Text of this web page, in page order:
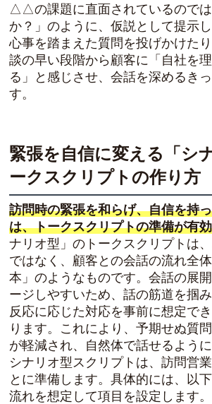
△△の課題に直面されているのでは
か？」のように、仮説として提示
心事を踏まえた質問を投げかけた
談の早い段階から顧客に「自社を
る」と感じさせ、会話を深めるき
す。
緊張を自信に変える「シ
ークスクリプトの作り方
訪問時の緊張を和らげ、自信を持
は、トークスクリプトの準備が有
ナリオ型」のトークスクリプトは
ではなく、顧客との会話の流れ全
本」のようなものです。会話の展
ージしやすいため、話の筋道を掴
反応に応じた対応を事前に想定で
ります。これにより、予期せぬ質
が軽減され、自然体で話せるように
シナリオ型スクリプトは、訪問営
とに準備します。具体的には、以
流れを想定して項目を設定します。